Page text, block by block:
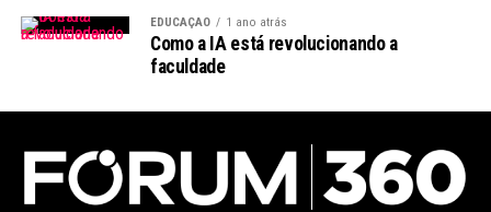
Expectativas e Cuidados Continuados
Com sua condição clínica estável, é natural que tanto
fundamental para garantir que ele receba a atenção
necessária enquanto se recupera.
EDUCAÇÃO 1 ano atrás
Como a IA está revolucionando a
faculdade